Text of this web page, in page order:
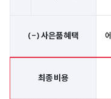
(-)사은품 혜택
최종 비용